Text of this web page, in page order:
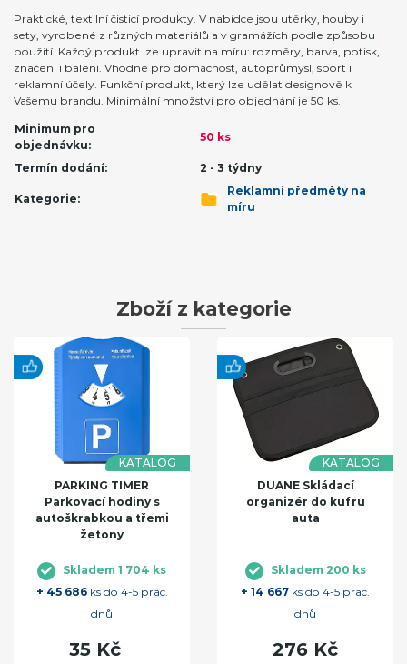
Praktické, textilní čisticí produkty. V nabídce jsou utěrky, houby i
sety, vyrobené z různých materiálů a v gramážích podle způsobu
použití. Každý produkt lze upravit na míru: rozměry, barva, potisk,
značení i balení. Vhodné pro domácnost, autoprůmysl, sport i
reklamní účely. Funkční produkt, který lze udělat designově k
Vašemu brandu. Minimální množství pro objednání je 50 ks.
Minimum pro
objednávku:
50 ks
Termín dodání: 2 - 3 týdny
Kategorie:
Reklamní předměty na
míru
Zboží z kategorie
KATALOG
PARKING TIMER
Parkovací hodiny s
autoškrabkou a třemi
žetony
Skladem 1 704 ks
+ 45 686ks do 4-5 prac.
dnů
35 Kč
KATALOG
DUANE Skládací
organizér do kufru
auta
Skladem 200 ks
+ 14 667 ks do 4-5 prac.
dnů
276 Kč